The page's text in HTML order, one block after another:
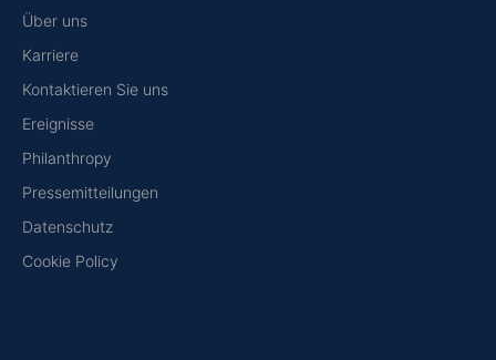
Über uns
Karriere
Kontaktieren Sie uns
Ereignisse
Philanthropy
Pressemitteilungen
Datenschutz
Cookie Policy